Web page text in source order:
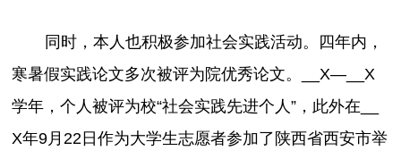
同时，本人也积极参加社会实践活动。四年内，
寒暑假实践论文多次被评为院优秀论文。__X—__X
学年，个人被评为校“社会实践先进个人”，此外在__
X年9月22日作为大学生志愿者参加了陕西省西安市举